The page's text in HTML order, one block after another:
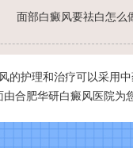
面部白癜风要祛白怎么
的护理和治疗可以采用
由合肥华研白癜风医院为